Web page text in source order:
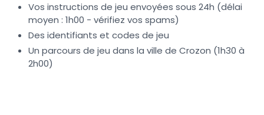
Vos instructions de jeu envoyées sous 24h (délai
moyen : 1h00 - vérifiez vos spams)
Des identifiants et codes de jeu
Un parcours de jeu dans la ville de Crozon (1h30 à
2h00)